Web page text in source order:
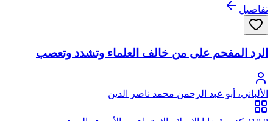
تفاصيل
الرد المفحم على من خالف العلماء وتشدد وتعصب
الألباني، أبو عبد الرحمن محمد ناصر الدين